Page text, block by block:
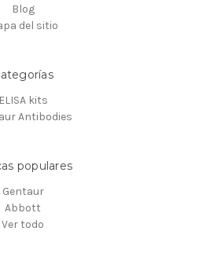
Blog
del sitio
ELISA kits
Antibodies
populares
Gentaur
Abbott
Ver todo